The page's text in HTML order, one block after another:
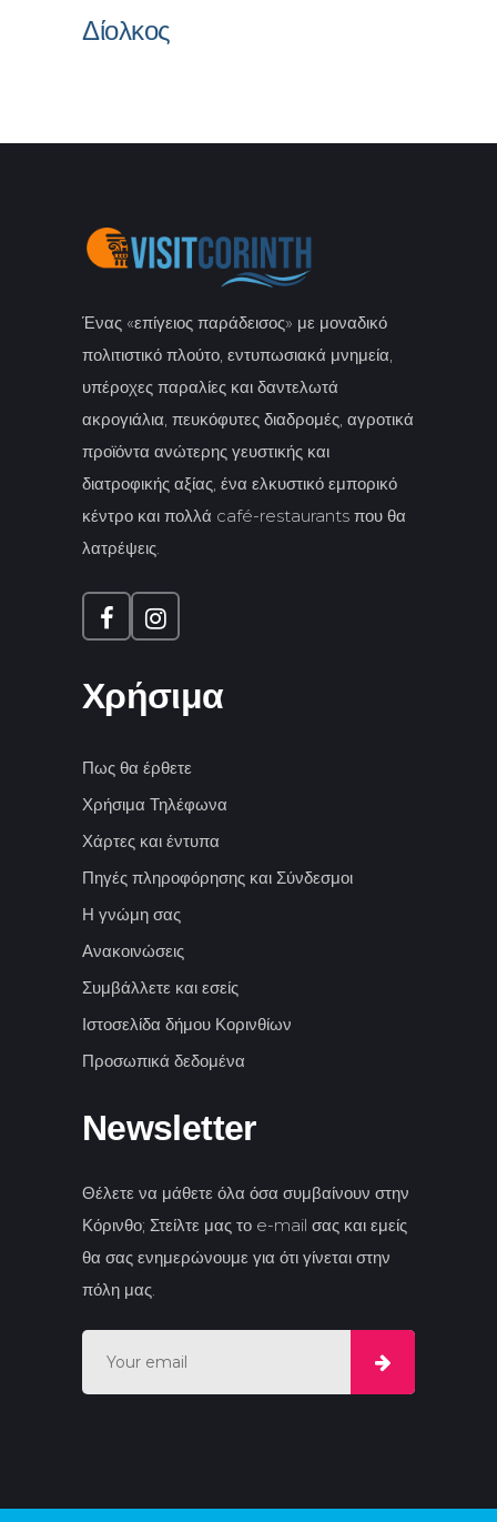
Δίολκος
Ένας «επίγειος παράδεισος» με μοναδικό
πολιτιστικό πλούτο, εντυπωσιακά μνημεία,
υπέροχες παραλίες και δαντελωτά
ακρογιάλια, πευκόφυτες διαδρομές, αγροτικά
προϊόντα ανώτερης γευστικής και
διατροφικής αξίας, ένα ελκυστικό εμπορικό
κέντρο και πολλά café-restaurants που θα
λατρέψεις.
Χρήσιμα
Πως θα έρθετε
Χρήσιμα Τηλέφωνα
Χάρτες και έντυπα
Πηγές πληροφόρησης και Σύνδεσμοι
Η γνώμη σας
Ανακοινώσεις
Συμβάλλετε και εσείς
Ιστοσελίδα δήμου Κορινθίων
Προσωπικά δεδομένα
Newsletter
Θέλετε να μάθετε όλα όσα συμβαίνουν στην
Κόρινθο; Στείλτε μας το e-mail σας και εμείς
θα σας ενημερώνουμε για ότι γίνεται στην
πόλη μας.